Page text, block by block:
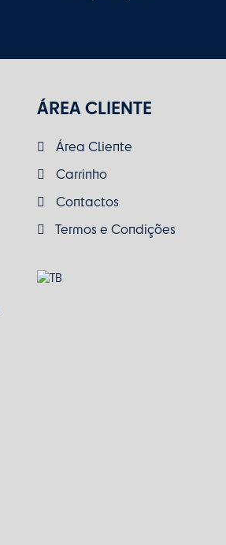
ÁREA CLIENTE
Área Cliente
Carrinho
Contactos
Termos e Condições